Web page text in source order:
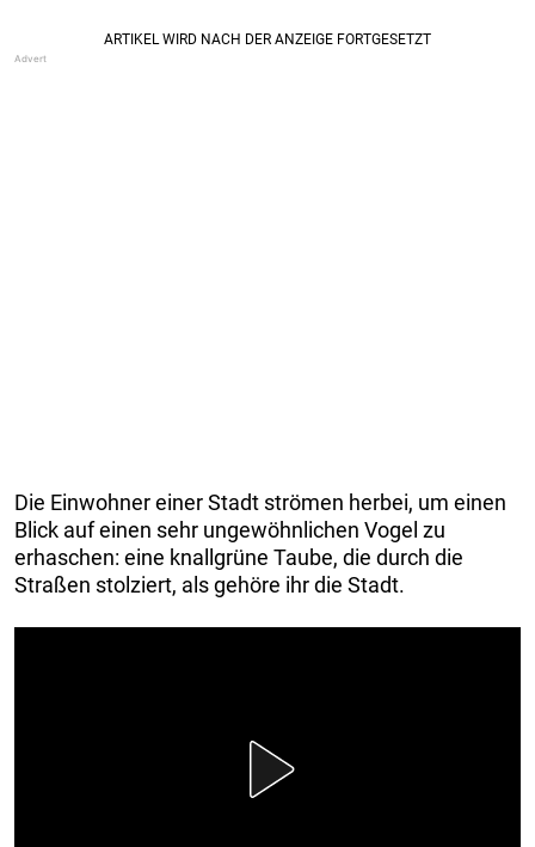
Die Einwohner einer Stadt strömen herbei, um einen
Blick auf einen sehr ungewöhnlichen Vogel zu
erhaschen: eine knallgrüne Taube, die durch die
Straßen stolziert, als gehöre ihr die Stadt.